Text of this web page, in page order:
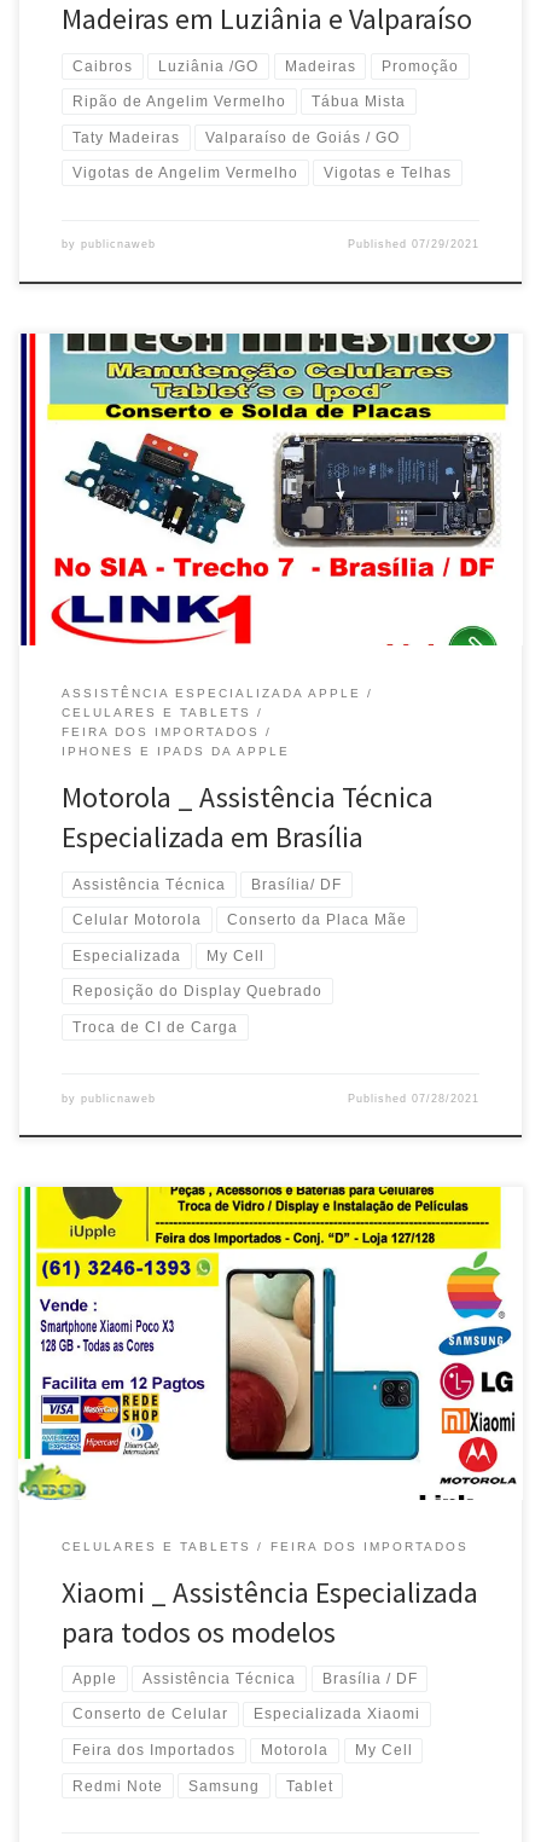
Madeiras em Luziânia e Valparaíso
Caibros Luziânia /GO Madeiras Promoção
Ripão de Angelim Vermelho Tábua Mista
Taty Madeiras Valparaíso de Goiás / GO
Vigotas de Angelim Vermelho Vigotas e Telhas
by publicnaweb Published07/29/2021
iUpple , Assistência Técnica Especializada Celular Motorola –
Brasília / DF Especializada em Smartphone Motorola – Feira dos
Importados / DF Troca de Ci de Carga , Celular Motorola One
Fusion – Brasília / DF Reposição de Display Quebrado de celular
Motorola Moto G – Brasília / DF Conserto e […]
ASSISTÊNCIA ESPECIALIZADA APPLE
CELULARES E TABLETS
FEIRA DOS IMPORTADOS
IPHONES E IPADS DA APPLE
Motorola _ Assistência Técnica
Especializada em Brasília
Assistência Técnica Brasília/ DF
Celular Motorola Conserto da Placa Mãe
Especializada My Cell
Reposição do Display Quebrado
Troca de CI de Carga
by publicnaweb Published07/28/2021
iUpple, Assistência Especializada Xiaomi – Feira dos Importados
/DF Manutenção Especializada em celular da Xiaomi – Brasília /
DF Troca de Ci de Carga , celular Xiaomi Redmi Note – Brasília / DF
Reposição de Display Quebrado , celular Xiaomi Poco X3 pRO-
Brasília / DF Conserto e Solda de […]
CELULARES E TABLETS FEIRA DOS IMPORTADOS
Xiaomi _ Assistência Especializada
para todos os modelos
Apple Assistência Técnica Brasília / DF
Conserto de Celular Especializada Xiaomi
Feira dos Importados Motorola My Cell
Redmi Note Samsung Tablet